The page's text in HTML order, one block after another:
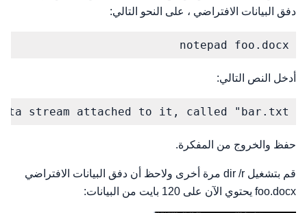
دفق البيانات الافتراضي ، على النحو التالي:
notepad foo.docx
أدخل النص التالي:
stream attached to it, called "bar.txt".
حفظ والخروج من المفكرة.
قم بتشغيل dir /r مرة أخرى ولاحظ أن دفق البيانات الافتراضي
foo.docx يحتوي الآن على 120 بايت من البيانات: